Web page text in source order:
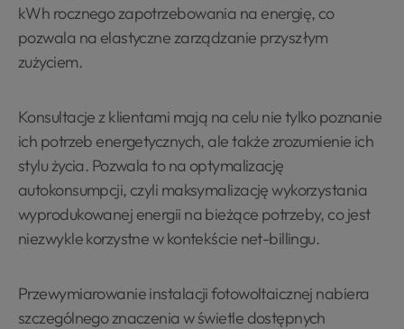
kWh rocznego zapotrzebowania na energię, co
pozwala na elastyczne zarządzanie przyszłym
zużyciem.
Konsultacje z klientami mają na celu nie tylko poznanie
ich potrzeb energetycznych, ale także zrozumienie ich
stylu życia. Pozwala to na optymalizację
autokonsumpcji, czyli maksymalizację wykorzystania
wyprodukowanej energii na bieżące potrzeby, co jest
niezwykle korzystne w kontekście net-billingu.
Przewymiarowanie instalacji fotowoltaicznej nabiera
szczególnego znaczenia w świetle dostępnych